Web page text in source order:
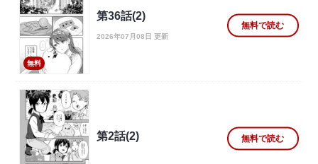
無料
第36話(2)
2026年07月08日 更新
無料で読む
第2話(2) 無料で読む